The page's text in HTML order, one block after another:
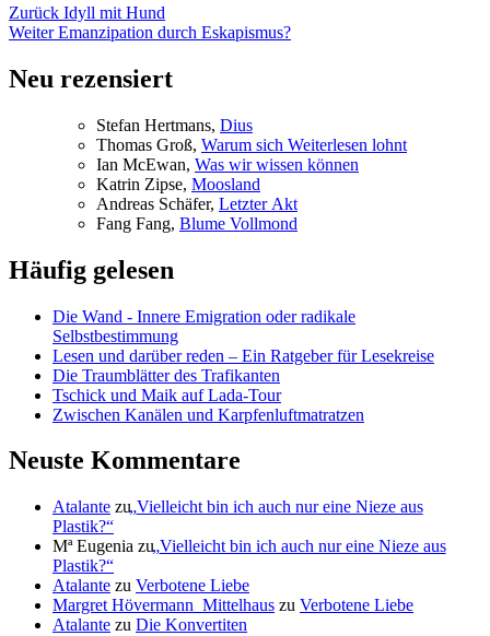
Beitragsnavigation
Zurück Vorheriger
Beitrag:
Idyll mit Hund
Weiter Nächster
Emanzipation durch Eskapismus?
Neu rezensiert
Ste­fan Hertmans, Di­us
Tho­mas Groß, War­um sich Wei­ter­le­sen lohnt
Ian McE­wan, Was wir wis­sen können
Kat­rin Zip­se, Moos­land
An­dre­as Schä­fer, Letz­ter Akt
Fang Fang, Blu­me Vollmond
Häufig gelesen
Die Wand - Innere Emigration oder radikale
Selbstbestimmung
Lesen und darüber reden – Ein Ratgeber für Lesekreise
Die Traumblätter des Trafikanten
Tschick und Maik auf Lada-Tour
Zwischen Kanälen und Karpfenluftmatratzen
Neuste Kommentare
Atalante zu
„Vielleicht bin ich auch nur eine Nieze aus
Plastik?“
Mª Eugenia zu
„Vielleicht bin ich auch nur eine Nieze aus
Plastik?“
Atalante zu Verbotene Liebe
Margret Hövermann_Mittelhaus zu Verbotene Liebe
Atalante zu Die Konvertiten